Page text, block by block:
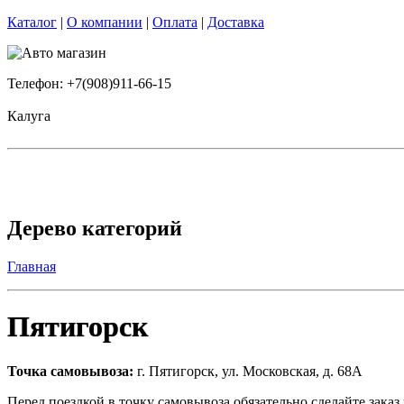
Каталог | О компании | Оплата | Доставка
Телефон: +7(908)911-66-15
Калуга
Дерево категорий
Главная
Пятигорск
Точка самовывоза: г. Пятигорск, ул. Московская, д. 68А